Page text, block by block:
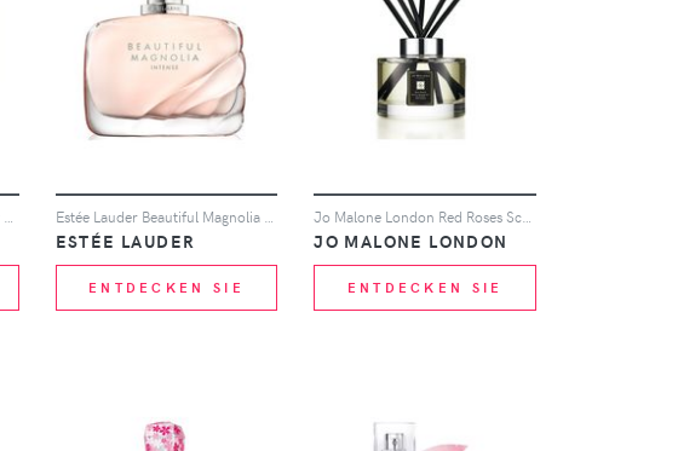
Jo Malone London English Pear and Freesia Luxury Candle 2.5kg Estée Lauder Beautiful Magnolia Intense Eau de Parfum 100ml
ESTÉE LAUDER
ENTDECKEN SIE
Jo Malone London Red Roses Scent Surround Diffuser 165ml
JO MALONE LONDON
ENTDECKEN SIE